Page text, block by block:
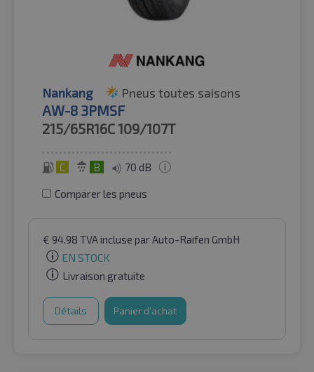
Nankang Pneus toutes saisons
AW-8 3PMSF
215/65R16C109/107T
C B 70 dB
Comparer les pneus
€ 94.98 TVA incluse par Auto-Raifen GmbH
EN STOCK
Livraison gratuite
Détails Panier d'achat